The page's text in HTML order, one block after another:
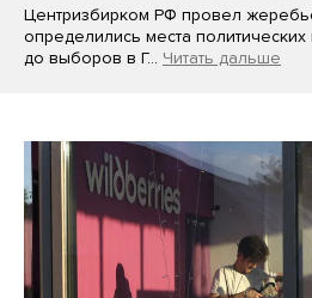
Центризбирком РФ провел
определились места
до выборов в Г… Читать дальше